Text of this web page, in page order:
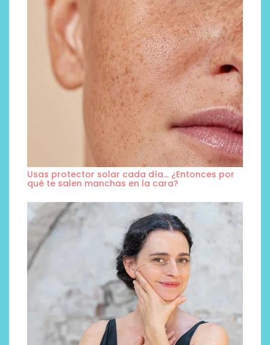
Usas protector solar cada día… ¿Entonces por
qué te salen manchas en la cara?